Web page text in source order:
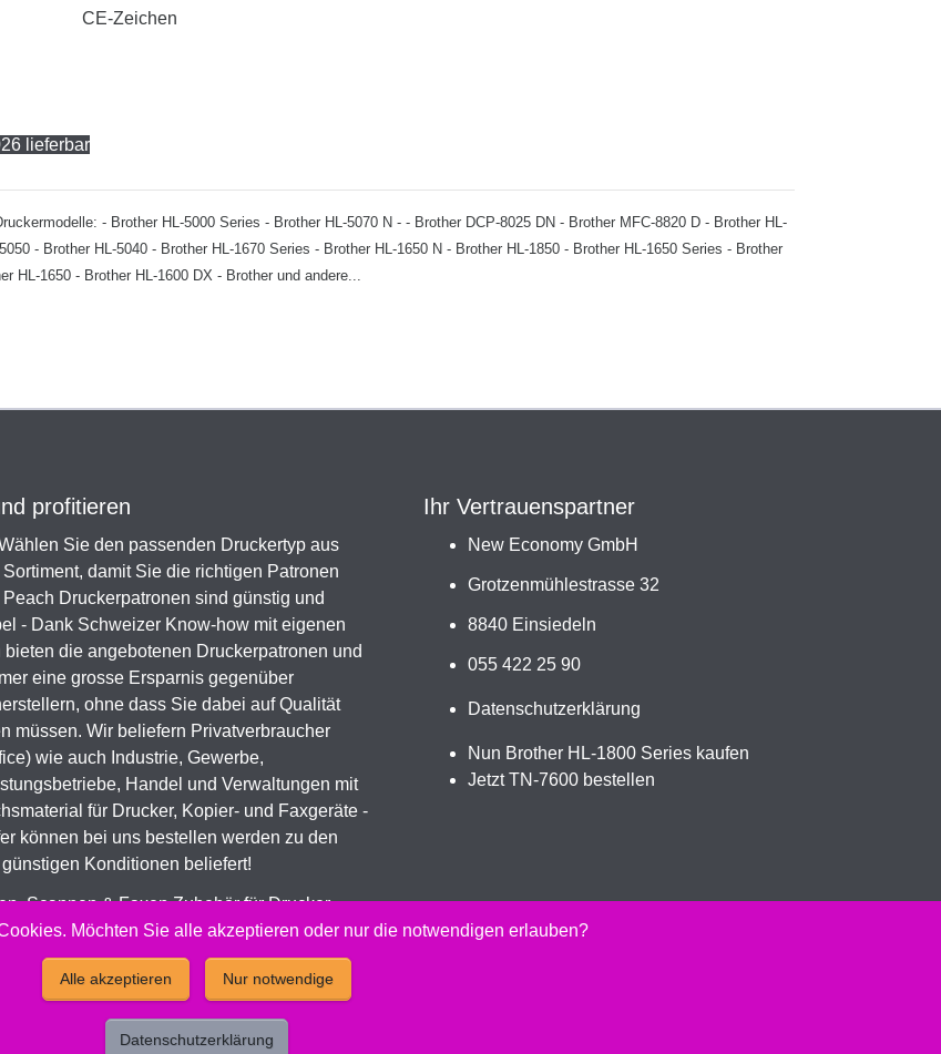
CE-Zeichen
lieferbar
- Brother HL-5000 Series - Brother HL-5070 N - - Brother DCP-8025 DN - Brother MFC-8820 D - Brother HL-
- Brother HL-5040 - Brother HL-1670 Series - Brother HL-1650 N - Brother HL-1850 - Brother HL-1650 Series - Brother
HL-1650 - Brother HL-1600 DX - Brother und andere...
profitieren
Sie den passenden Druckertyp aus
damit Sie die richtigen Patronen
Druckerpatronen sind günstig und
- Dank Schweizer Know-how mit eigenen
bieten die angebotenen Druckerpatronen und
eine grosse Ersparnis gegenüber
ohne dass Sie dabei auf Qualität
müssen. Wir beliefern Privatverbraucher
wie auch Industrie, Gewerbe,
Handel und Verwaltungen mit
für Drucker, Kopier- und Faxgeräte -
können bei uns bestellen werden zu den
Konditionen beliefert!
Scannen & Faxen Zubehör für Drucker,
& Tintenpatronen
Ihr Vertrauenspartner
New Economy GmbH
Grotzenmühlestrasse 32
8840 Einsiedeln
055 422 25 90
Datenschutzerklärung
Nun Brother HL-1800 Series kaufen
Jetzt TN-7600 bestellen
Druckerpatronen Versand Jetzt günstig und kompatibel kaufen.
Möchten Sie alle akzeptieren oder nur die notwendigen erlauben?
Alle akzeptieren Nur notwendige
Datenschutzerklärung